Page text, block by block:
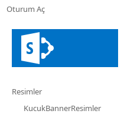
Oturum Aç
Resimler
KucukBannerResimler